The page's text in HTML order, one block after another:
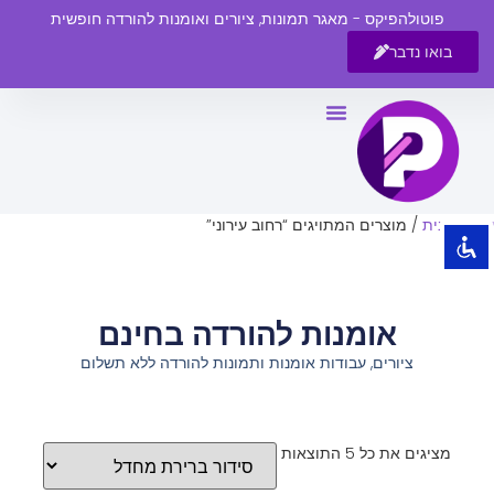
visibility_off השבת את ההבזקים
title סמן כותרות
צבע רקע
zoom_out
הקטנת גופן
הגדלת גופן
ניגודיות בהירה
פוטולהפיקס - מאגר תמונות, ציורים ואומנות להורדה חופשית
בואו נדבר
עמוד הבית / מוצרים המתויגים “רחוב עירוני”
אומנות להורדה בחינם
ציורים, עבודות אומנות ותמונות להורדה ללא תשלום
מציגים את כל ⁦5⁩ התוצאות